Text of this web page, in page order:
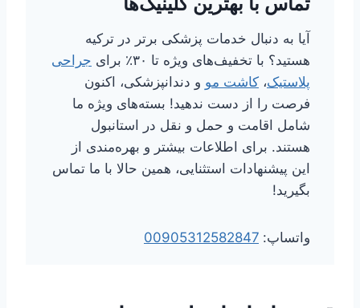
آیا به دنبال خدمات پزشکی برتر در ترکیه
هستید؟ با تخفیف‌های ویژه تا ۳۰٪ برای
جراحی
پلاستیک، کاشت مو و دندانپزشکی، اکنون
فرصت را از دست ندهید! بسته‌های ویژه ما
شامل اقامت و حمل و نقل در استانبول
هستند. برای اطلاعات بیشتر و بهره‌مندی از
این پیشنهادات استثنایی، همین حالا با ما تماس
بگیرید!
واتساپ: 00905312582847